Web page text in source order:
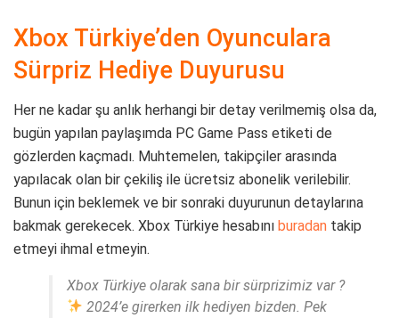
Xbox Türkiye’den Oyunculara
Sürpriz Hediye Duyurusu
Her ne kadar şu anlık herhangi bir detay verilmemiş olsa da,
bugün yapılan paylaşımda PC Game Pass etiketi de
gözlerden kaçmadı. Muhtemelen, takipçiler arasında
yapılacak olan bir çekiliş ile ücretsiz abonelik verilebilir.
Bunun için beklemek ve bir sonraki duyurunun detaylarına
bakmak gerekecek. Xbox Türkiye hesabını buradan takip
etmeyi ihmal etmeyin.
Xbox Türkiye olarak sana bir sürprizimiz var ?
2024’e girerken ilk hediyen bizden. Pek